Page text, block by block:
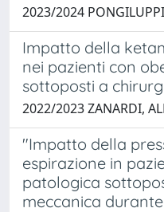
2023/2024
Impatto della
nei pazienti con
sottoposti a
2022/2023 ZANARDI,
"Impatto della
espirazione in
patologica
meccanica